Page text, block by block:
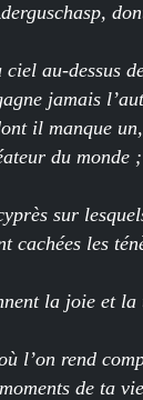
au-dessus
jamais
il manque
du
sur
les
la joie et
l’on rend
de ta